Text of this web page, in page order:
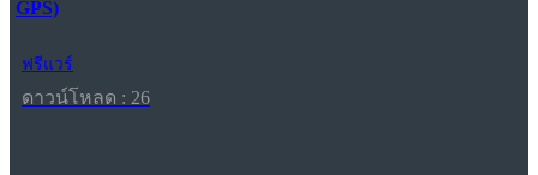
GPS)
ฟรีแวร์
ดาวน์โหลด : 26